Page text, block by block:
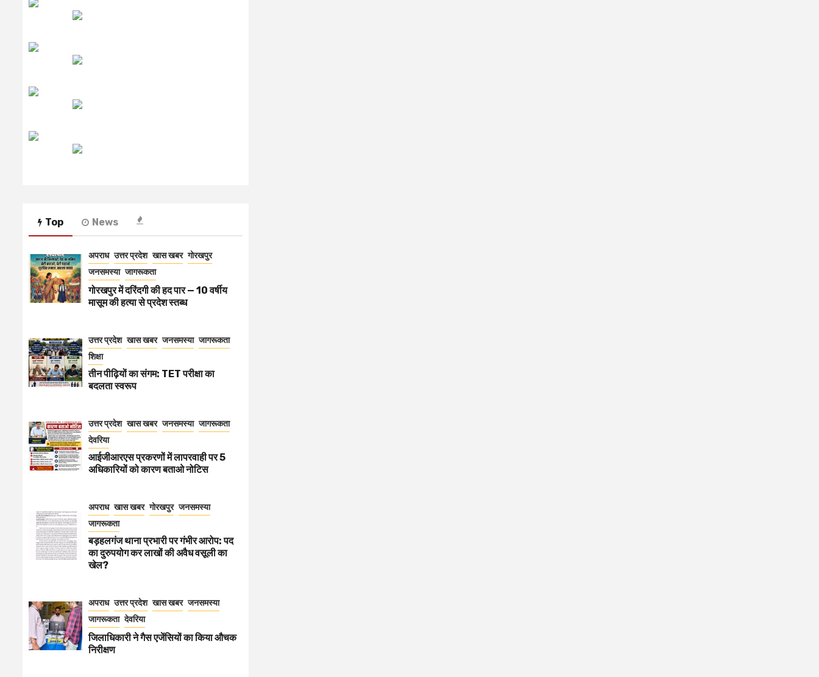
Top News
अपराध उत्तर प्रदेश खास खबर गोरखपुर
जनसमस्या जागरूकता
गोरखपुर में दरिंदगी की हद पार — 10 वर्षीय
मासूम की हत्या से प्रदेश स्तब्ध
उत्तर प्रदेश खास खबर जनसमस्या जागरूकता
शिक्षा
तीन पीढ़ियों का संगम: TET परीक्षा का
बदलता स्वरूप
उत्तर प्रदेश खास खबर जनसमस्या जागरूकता
देवरिया
आईजीआरएस प्रकरणों में लापरवाही पर 5
अधिकारियों को कारण बताओ नोटिस
अपराध खास खबर गोरखपुर जनसमस्या
जागरूकता
बड़हलगंज थाना प्रभारी पर गंभीर आरोप: पद
का दुरुपयोग कर लाखों की अवैध वसूली का
खेल?
अपराध उत्तर प्रदेश खास खबर जनसमस्या
जागरूकता देवरिया
जिलाधिकारी ने गैस एजेंसियों का किया औचक
निरीक्षण